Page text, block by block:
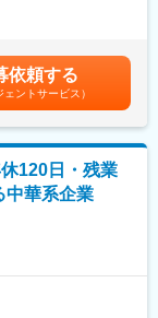
管理
現年収考慮かつ、ス
る可能性もありま
通じて上下する可
た表記です。
依頼する
ェントサービス）
120日・残業
中華系企業